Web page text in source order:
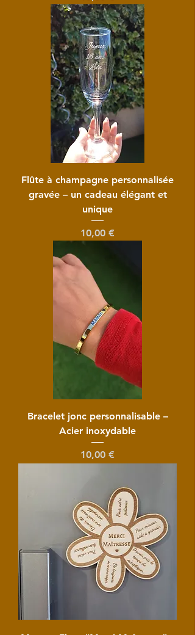
Flûte à champagne personnalisée
gravée – un cadeau élégant et
unique
Prix
10,00 €
Bracelet jonc personnalisable –
Acier inoxydable
Prix
10,00 €